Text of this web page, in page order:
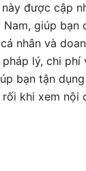
được cập
giúp bạn
nhân và
lý, chi phí
bạn tận
khi xem nội